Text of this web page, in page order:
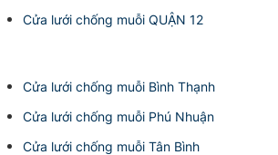
Cửa lưới chống muỗi QUẬN 12
Cửa lưới chống muỗi Bình Thạnh
Cửa lưới chống muỗi Phú Nhuận
Cửa lưới chống muỗi Tân Bình